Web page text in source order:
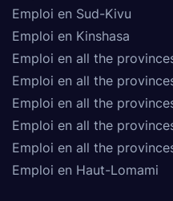
Emploi en Sud-Kivu
Emploi en Kinshasa
Emploi en all the
Emploi en all the
Emploi en all the
Emploi en all the
Emploi en all the
Emploi en Haut-Lomami